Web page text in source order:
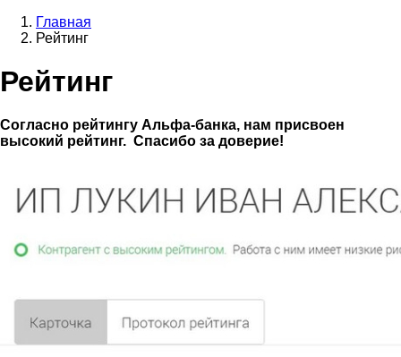
Главная
Рейтинг
Рейтинг
Согласно рейтингу Альфа-банка, нам присвоен
высокий рейтинг. Спасибо за доверие!